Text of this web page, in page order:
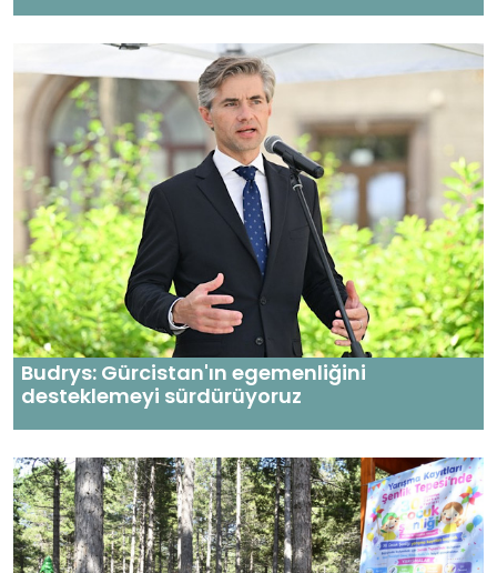
Budrys: Gürcistan'ın egemenliğini
desteklemeyi sürdürüyoruz